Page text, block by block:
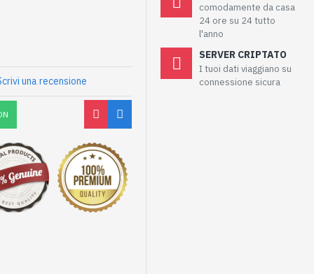
una recensione
comodamente da casa
24 ore su 24 tutto
l'anno
SERVER CRIPTATO
I tuoi dati viaggiano su
connessione sicura